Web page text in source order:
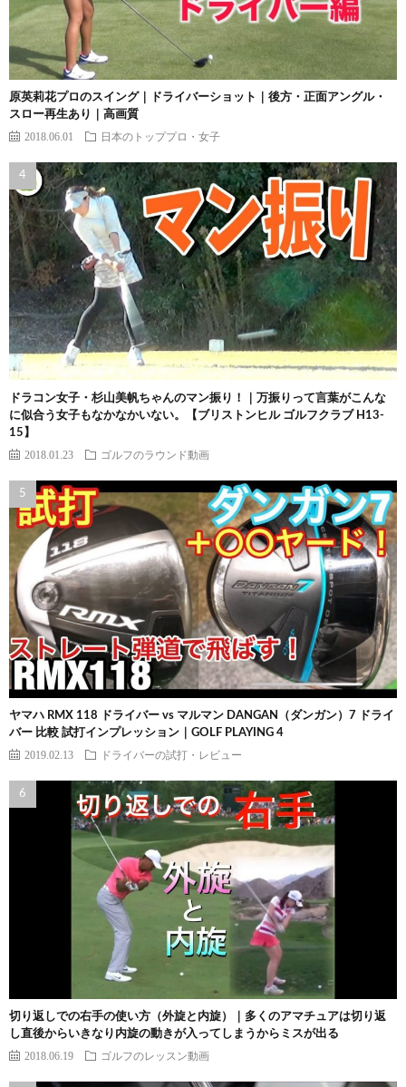
原英莉花プロのスイング｜ドライバーショット｜後方・正面アングル・
スロー再生あり｜高画質
2018.06.01 日本のトッププロ・女子
ドラコン女子・杉山美帆ちゃんのマン振り！｜万振りって言葉がこんな
に似合う女子もなかなかいない。【ブリストンヒル ゴルフクラブ H13-
15】
2018.01.23 ゴルフのラウンド動画
ヤマハ RMX 118 ドライバー vs マルマン DANGAN（ダンガン）7 ドライ
バー 比較 試打インプレッション｜GOLF PLAYING 4
2019.02.13 ドライバーの試打・レビュー
切り返しでの右手の使い方（外旋と内旋）｜多くのアマチュアは切り返
し直後からいきなり内旋の動きが入ってしまうからミスが出る
2018.06.19 ゴルフのレッスン動画